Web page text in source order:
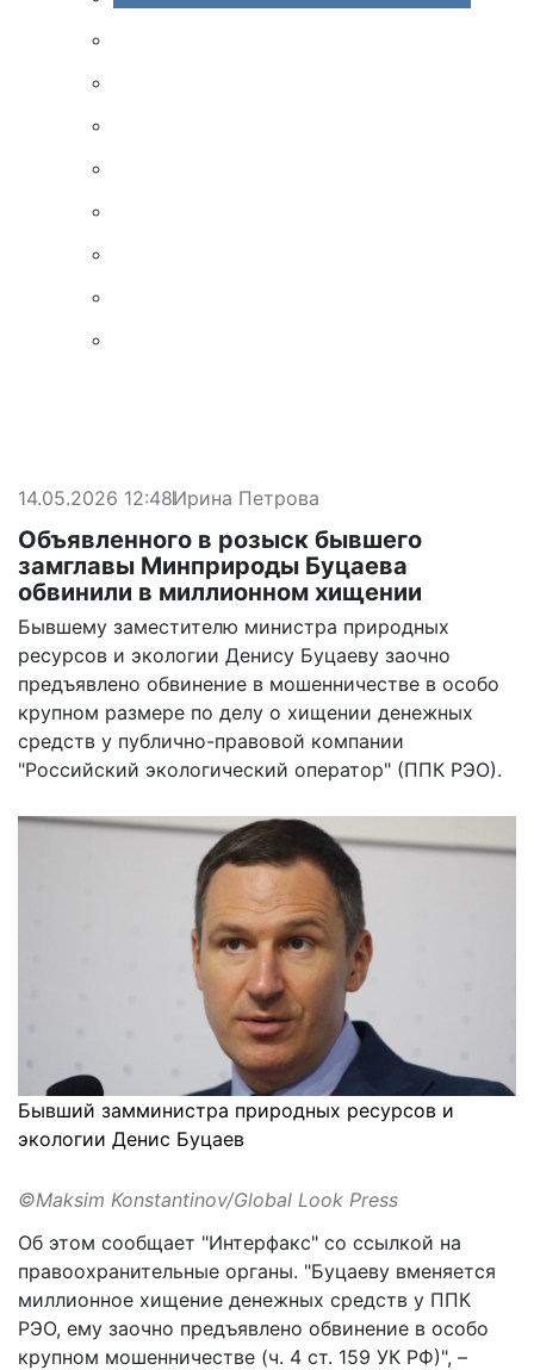
14.05.2026 12:48Ирина Петрова
Объявленного в розыск бывшего
замглавы Минприроды Буцаева
обвинили в миллионном хищении
Бывшему заместителю министра природных
ресурсов и экологии Денису Буцаеву заочно
предъявлено обвинение в мошенничестве в особо
крупном размере по делу о хищении денежных
средств у публично-правовой компании
"Российский экологический оператор" (ППК РЭО).
Бывший замминистра природных ресурсов и
экологии Денис Буцаев
©Maksim Konstantinov/Global Look Press
Об этом сообщает "Интерфакс" со ссылкой на
правоохранительные органы. "Буцаеву вменяется
миллионное хищение денежных средств у ППК
РЭО, ему заочно предъявлено обвинение в особо
крупном мошенничестве (ч. 4 ст. 159 УК РФ)", –